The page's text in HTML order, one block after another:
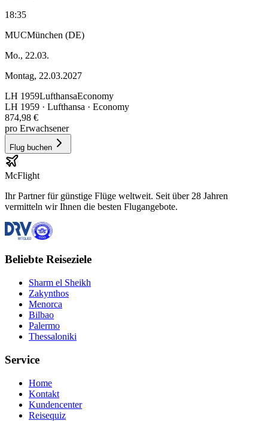
18:35
MUCMünchen (DE)
Mo., 22.03.
Montag, 22.03.2027
LH 1959LufthansaEconomy
LH 1959 · Lufthansa · Economy
874,98 €
pro Erwachsener
Flug buchen
McFlight
Ihr Partner für günstige Flüge weltweit. Seit über 28 Jahren
vermitteln wir Ihnen die besten Flugangebote.
Beliebte Reiseziele
Sharm el Sheikh
Zakynthos
Menorca
Bilbao
Palermo
Thessaloniki
Service
Home
Kontakt
Kundencenter
Reisequiz